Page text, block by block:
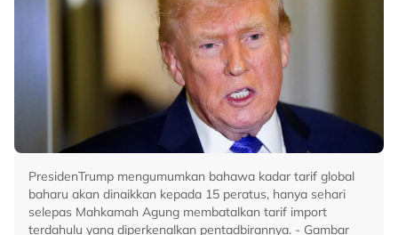
PresidenTrump mengumumkan bahawa kadar tarif global
baharu akan dinaikkan kepada 15 peratus, hanya sehari
selepas Mahkamah Agung membatalkan tarif import
terdahulu yang diperkenalkan pentadbirannya. - Gambar